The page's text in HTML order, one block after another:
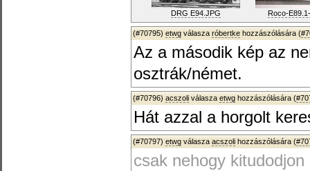
DRG E94.JPG Roco-
(#70795) etwg válasza róbertke hozzászólására (
Az a második kép az
osztrák/német.
(#70796) acszoli válasza etwg hozzászólására (
Hát azzal a horgolt
(#70797) etwg válasza acszoli hozzászólására (
csak nehogy